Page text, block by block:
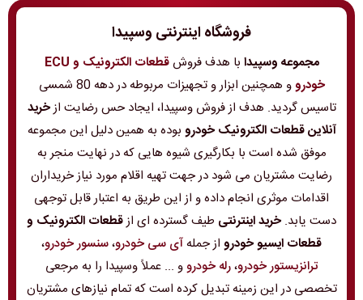
فروشگاه اینترنتی وسپیدا
مجموعه وسپیدا با هدف فروش
قطعات الکترونیک و ECU
خودرو
و همچنین ابزار و تجهیزات مربوطه در دهه 80 شمسی
تاسیس گردید. هدف از فروش وسپیدا، ایجاد حس رضایت ازخرید
آنلاین قطعات الکترونیک خودرو بوده به همین دلیل این مجموعه
موفق شده است با بکارگیری شیوه هایی که در نهایت منجر به
رضایت مشتریان می شود در جهت تهیه اقلام مورد نیاز خریداران
اقدامات موثری انجام داده و از این طریق به اعتبار قابل توجهی
دست یابد.خرید اینترنتی طیف گسترده ای ازقطعات الکترونیک و
قطعات ایسیو خودرو از جملهآی سی خودرو،سنسور خودرو،
ترانزیستور خودرو،رله خودروو ... عملاً وسپیدا را به مرجعی
تخصصی در این زمینه تبدیل کرده است که تمام نیازهای مشتریان